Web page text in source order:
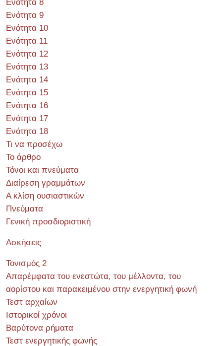
Ενότητα 8
Ενότητα 9
Ενότητα 10
Ενότητα 11
Ενότητα 12
Ενότητα 13
Ενότητα 14
Ενότητα 15
Ενότητα 16
Ενότητα 17
Ενότητα 18
Τι να προσέχω
Το άρθρο
Τόνοι και πνεύματα
Διαίρεση γραμμάτων
Α κλίση ουσιαστικών
Πνεύματα
Γενική προσδιοριστική
Ασκήσεις
Τονισμός 2
Απαρέμφατα του ενεστώτα, του μέλλοντα, του
αορίστου και παρακειμένου στην ενεργητική φωνή
Τεστ αρχαίων
Ιστορικοί χρόνοι
Βαρύτονα ρήματα
Τεστ ενεργητικής φωνής